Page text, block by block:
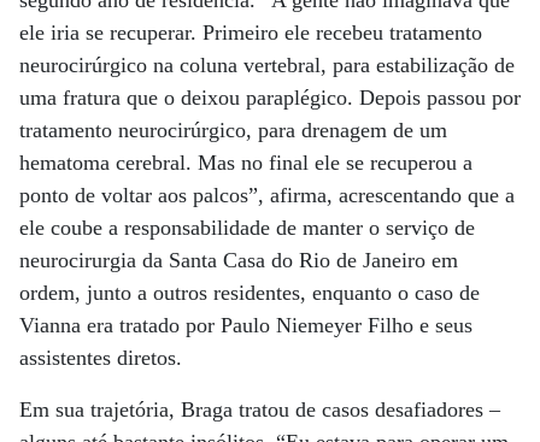
ele iria se recuperar. Primeiro ele recebeu tratamento
neurocirúrgico na coluna vertebral, para estabilização de
uma fratura que o deixou paraplégico. Depois passou por
tratamento neurocirúrgico, para drenagem de um
hematoma cerebral. Mas no final ele se recuperou a
ponto de voltar aos palcos”, afirma, acrescentando que a
ele coube a responsabilidade de manter o serviço de
neurocirurgia da Santa Casa do Rio de Janeiro em
ordem, junto a outros residentes, enquanto o caso de
Vianna era tratado por Paulo Niemeyer Filho e seus
assistentes diretos.
Em sua trajetória, Braga tratou de casos desafiadores –